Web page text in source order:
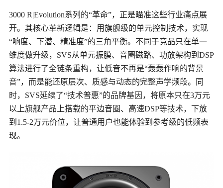
3000 R|Evolution系列的“革命”，正是瞄准这些行业痛点展
开。其核心革新逻辑是：用旗舰级的单元控制技术，实现
“响度、下潜、精准度”的三角平衡。不同于竞品只在单一
维度做升级，SVS从单元振膜、音圈磁路、功放架构到DSP
算法进行了全链条重构，让低音不再是“轰轰作响的背景
音”，而是能还原层次、质感与动态的完整声学频段。同
时，SVS延续了“技术普惠”的品牌基因，将原本只在3万元
以上旗舰产品上搭载的平边音圈、高速DSP等技术，下放
到1.5-2万元价位，让普通用户也能体验到参考级的低频表
现。